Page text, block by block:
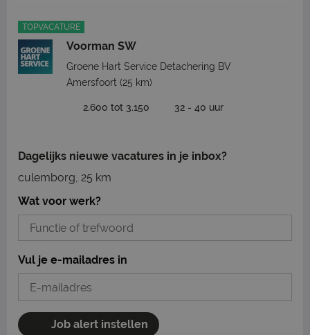
TOPVACATURE
Voorman SW
Groene Hart Service Detachering BV
Amersfoort (25 km)
2.600 tot 3.150 32 - 40 uur
Dagelijks nieuwe vacatures in je inbox?
culemborg, 25 km
Wat voor werk?
Vul je e-mailadres in
Job alert instellen